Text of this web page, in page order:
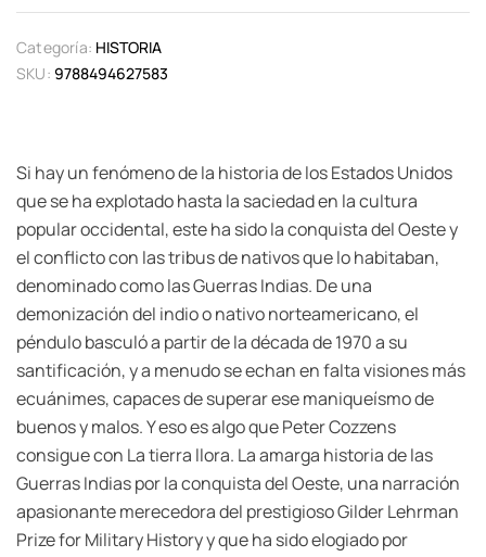
Categoría: HISTORIA
SKU: 9788494627583
Si hay un fenómeno de la historia de los Estados Unidos
que se ha explotado hasta la saciedad en la cultura
popular occidental, este ha sido la conquista del Oeste y
el conflicto con las tribus de nativos que lo habitaban,
denominado como las Guerras Indias. De una
demonización del indio o nativo norteamericano, el
péndulo basculó a partir de la década de 1970 a su
santificación, y a menudo se echan en falta visiones más
ecuánimes, capaces de superar ese maniqueísmo de
buenos y malos. Y eso es algo que Peter Cozzens
consigue con La tierra llora. La amarga historia de las
Guerras Indias por la conquista del Oeste, una narración
apasionante merecedora del prestigioso Gilder Lehrman
Prize for Military History y que ha sido elogiado por